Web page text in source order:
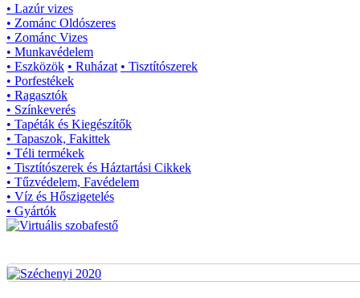
• Lazúr vizes
• Zománc Oldószeres
• Zománc Vizes
• Munkavédelem
• Eszközök • Ruházat • Tisztítószerek
• Porfestékek
• Ragasztók
• Színkeverés
• Tapéták és Kiegészítők
• Tapaszok, Fakittek
• Téli termékek
• Tisztítószerek és Háztartási Cikkek
• Tűzvédelem, Favédelem
• Víz és Hőszigetelés
• Gyártók